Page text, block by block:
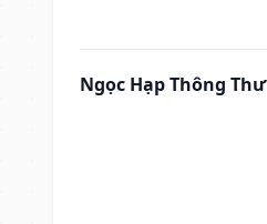
Ngọc Hạp Thông Thư